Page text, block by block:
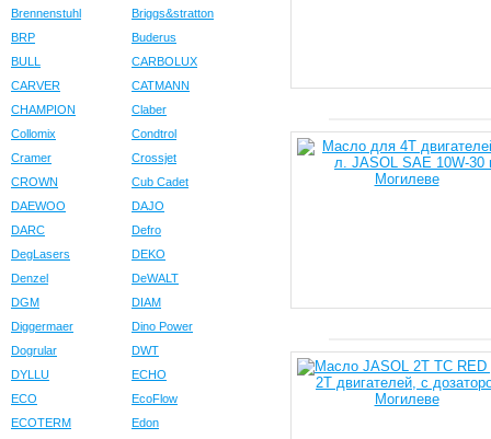
Brennenstuhl
Briggs&stratton
BRP
Buderus
BULL
CARBOLUX
CARVER
CATMANN
CHAMPION
Claber
Collomix
Condtrol
Cramer
Crossjet
CROWN
Cub Cadet
DAEWOO
DAJO
DARC
Defro
DegLasers
DEKO
Denzel
DeWALT
DGM
DIAM
Diggermaer
Dino Power
Dogrular
DWT
DYLLU
ECHO
ECO
EcoFlow
ECOTERM
Edon